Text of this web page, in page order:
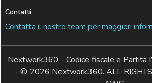
Contatti
Contatta il nostro team per maggiori
Nextwork360 - Codice fiscale e
- © 2026 Nextwork360. ALL RIGHTS